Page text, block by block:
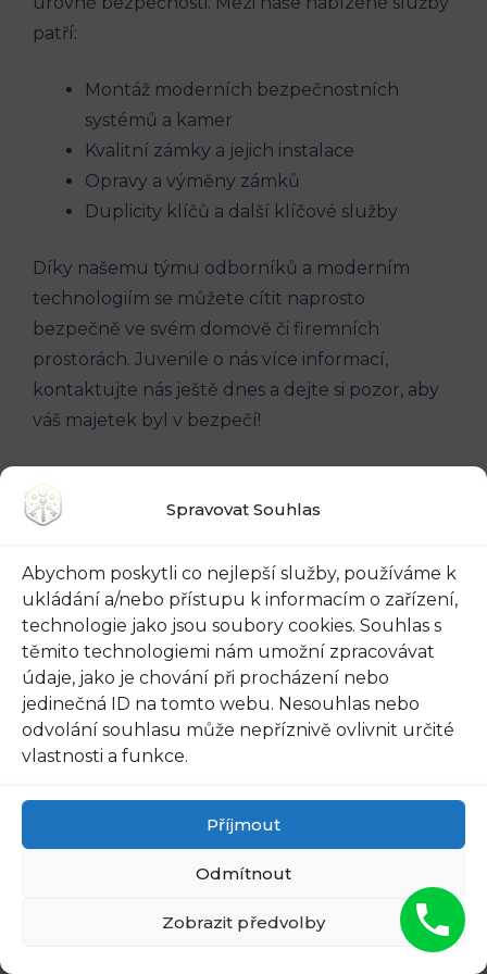
Spravovat Souhlas
Abychom poskytli co nejlepší služby, používáme k
ukládání a/nebo přístupu k informacím o zařízení,
technologie jako jsou soubory cookies. Souhlas s
těmito technologiemi nám umožní zpracovávat
údaje, jako je chování při procházení nebo
jedinečná ID na tomto webu. Nesouhlas nebo
odvolání souhlasu může nepříznivě ovlivnit určité
vlastnosti a funkce.
Příjmout
Odmítnout
Zobrazit předvolby
patří:
Montáž moderních bezpečnostních
systémů a kamer
Kvalitní zámky a jejich instalace
Opravy a výměny zámků
Duplicity klíčů a další klíčové služby
Díky našemu týmu odborníků a moderním
technologiím se můžete cítit naprosto
bezpečně ve svém domově či firemních
prostorách. Juvenile o nás více informací,
kontaktujte nás ještě dnes a dejte si pozor, aby
váš majetek byl v bezpečí!
9. Moderní zámečnictví a
udržitelnost: Ochrana
životního prostředí při
zabezpečení vašeho
domova a podnikání
Hledáte zámečnictví v Praze Starém Městě,
bezpečnostními technologiemi? Tak jste na
správném místě! Naše zámečnictví je
synonymem pro kvalitu, spolehlivost a inovace. A